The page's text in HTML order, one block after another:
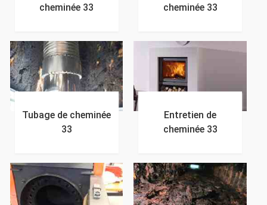
cheminée 33
cheminée 33
Tubage de cheminée
33
Entretien de
cheminée 33